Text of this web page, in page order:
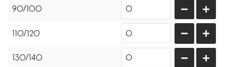
90/100
110/120
130/140